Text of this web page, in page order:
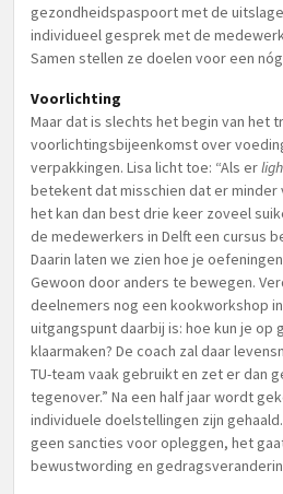
gezondheidspaspoort met de
individueel gesprek met de
Samen stellen ze doelen voor een
Voorlichting
Maar dat is slechts het begin van het
voorlichtingsbijeenkomst over
verpakkingen. Lisa licht toe: “Als er
betekent dat misschien dat er
het kan dan best drie keer zoveel
de medewerkers in Delft een cursus
Daarin laten we zien hoe je
Gewoon door anders te bewegen.
deelnemers nog een kookworkshop
uitgangspunt daarbij is: hoe kun je op
klaarmaken? De coach zal daar
TU-team vaak gebruikt en zet er dan
tegenover.” Na een half jaar wordt
individuele doelstellingen zijn
geen sancties voor opleggen, het
bewustwording en